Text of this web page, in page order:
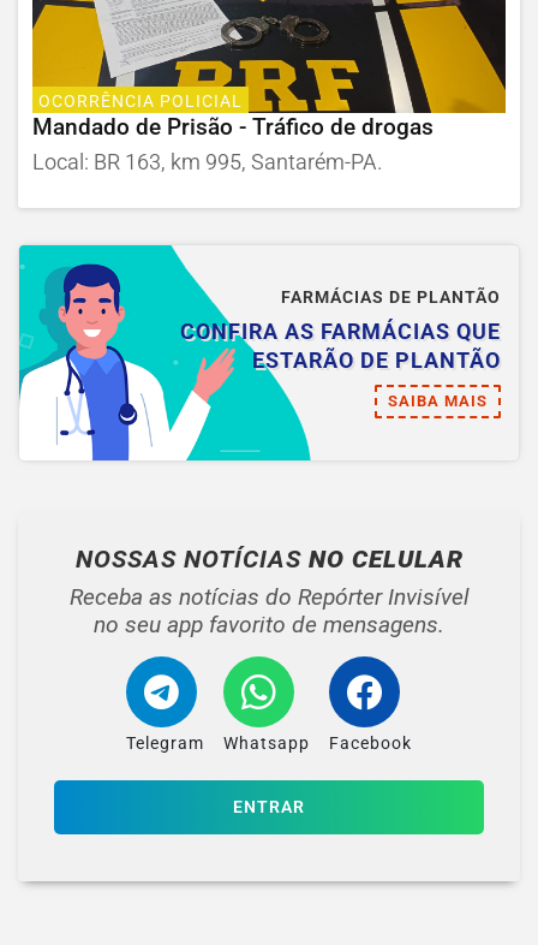
OCORRÊNCIA POLICIAL
Mandado de Prisão - Tráfico de drogas
Local: BR 163, km 995, Santarém-PA.
FARMÁCIAS DE PLANTÃO
CONFIRA AS FARMÁCIAS QUE
ESTARÃO DE PLANTÃO
SAIBA MAIS
NOSSAS NOTÍCIAS NO CELULAR
Receba as notícias do Repórter Invisível
no seu app favorito de mensagens.
Telegram Whatsapp Facebook
ENTRAR